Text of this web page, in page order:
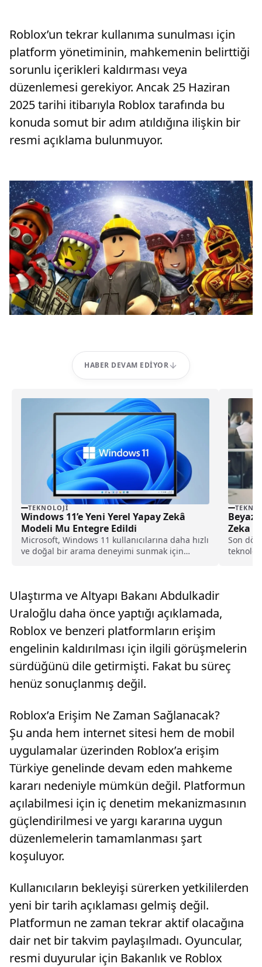
Roblox’un tekrar kullanıma sunulması için
platform yönetiminin, mahkemenin belirttiği
sorunlu içerikleri kaldırması veya
düzenlemesi gerekiyor. Ancak 25 Haziran
2025 tarihi itibarıyla Roblox tarafında bu
konuda somut bir adım atıldığına ilişkin bir
resmi açıklama bulunmuyor.
HABER DEVAM EDIYOR
TEKNOLOJI
Windows 11’e Yeni Yerel Yapay Zekâ
Modeli Mu Entegre Edildi
Microsoft, Windows 11 kullanıcılarına daha hızlı
ve doğal bir arama deneyimi sunmak için
Beyaz
Zeka
Son
Ulaştırma ve Altyapı Bakanı Abdulkadir
Uraloğlu daha önce yaptığı açıklamada,
Roblox ve benzeri platformların erişim
engelinin kaldırılması için ilgili görüşmelerin
sürdüğünü dile getirmişti. Fakat bu süreç
henüz sonuçlanmış değil.
Roblox’a Erişim Ne Zaman Sağlanacak?
Şu anda hem internet sitesi hem de mobil
uygulamalar üzerinden Roblox’a erişim
Türkiye genelinde devam eden mahkeme
kararı nedeniyle mümkün değil. Platformun
açılabilmesi için iç denetim mekanizmasının
güçlendirilmesi ve yargı kararına uygun
düzenlemelerin tamamlanması şart
koşuluyor.
Kullanıcıların bekleyişi sürerken yetkililerden
yeni bir tarih açıklaması gelmiş değil.
Platformun ne zaman tekrar aktif olacağına
dair net bir takvim paylaşılmadı. Oyuncular,
resmi duyurular için Bakanlık ve Roblox